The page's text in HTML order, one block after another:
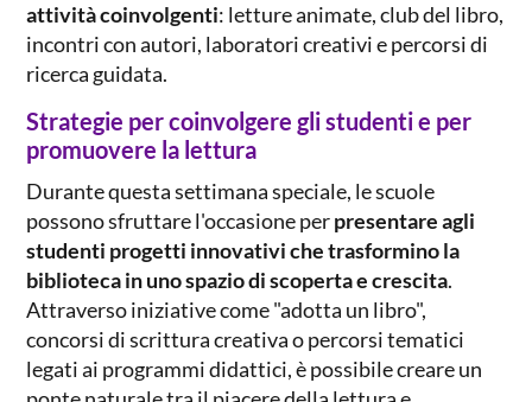
attività coinvolgenti: letture animate, club del libro,
incontri con autori, laboratori creativi e percorsi di
ricerca guidata.
Strategie per coinvolgere gli studenti e per
promuovere la lettura
Durante questa settimana speciale, le scuole
possono sfruttare l'occasione perpresentare agli
studenti progetti innovativi che trasformino la
biblioteca in uno spazio di scoperta e crescita.
Attraverso iniziative come "adotta un libro",
concorsi di scrittura creativa o percorsi tematici
legati ai programmi didattici, è possibile creare un